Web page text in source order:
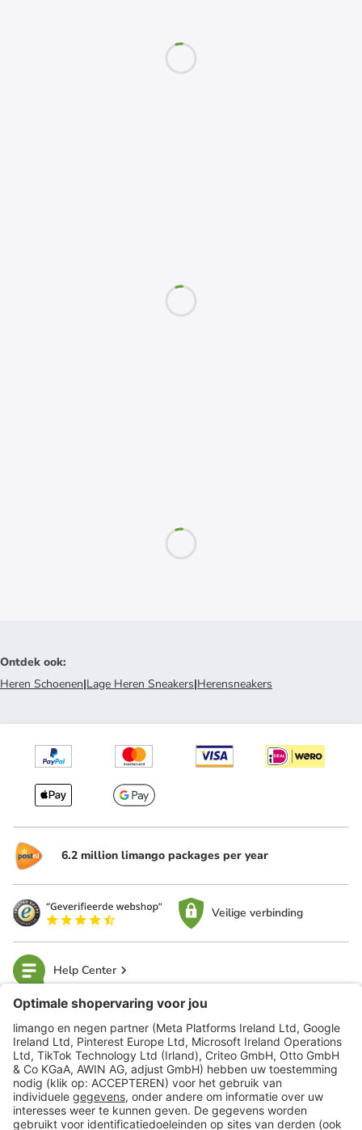
Ontdek ook:
Heren Schoenen|Lage Heren Sneakers|Herensneakers
6.2 million limango packages per year
Veilige verbinding
Help Center
limango
Veilig winkelen
Klantenservice